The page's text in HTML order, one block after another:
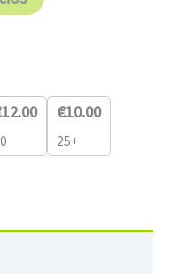
12.00 €10.00
25+